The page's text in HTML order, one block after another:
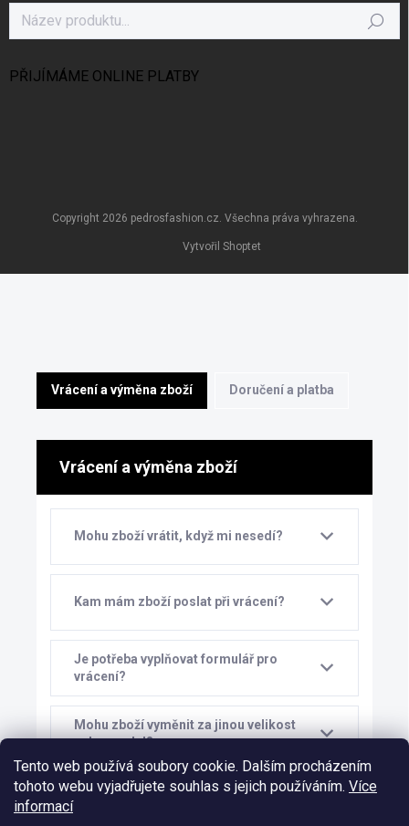
Tento web používá soubory cookie. Dalším procházením
tohoto webu vyjadřujete souhlas s jejich používáním. Více
informací
Hledat
PŘIJÍMÁME ONLINE PLATBY
Vytvořil Shoptet
Copyright 2026 pedrosfashion.cz . Všechna práva vyhrazena.
Vrácení a výměna zboží Doručení a platba
Vrácení a výměna zboží
Mohu zboží vrátit, když mi nesedí?
Kam mám zboží poslat při vrácení?
Je potřeba vyplňovat formulář pro
vrácení?
Mohu zboží vyměnit za jinou velikost
nebo model?
Kolik stojí výměna zboží?